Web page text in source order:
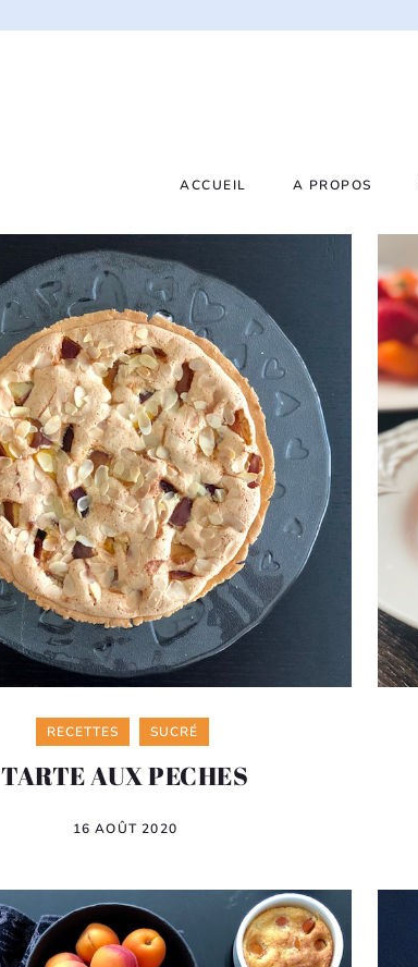
ACCUEIL A PROPOS
Categories
RECETTES SUCRÉ
TARTE AUX PECHES
16 AOÛT 2020